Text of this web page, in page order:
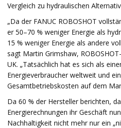
Vergleich zu hydraulischen
„Da der FANUC ROBOSHOT
er 50–70 % weniger Energie als
15 % weniger Energie als andere
sagt Martin Grimshaw,
UK. „Tatsächlich hat es sich als
Energieverbraucher weltweit und
Gesamtbetriebskosten auf dem
Da 60 % der Hersteller berichten,
Energierechnungen ihr Geschäft
Nachhaltigkeit nicht mehr nur ein